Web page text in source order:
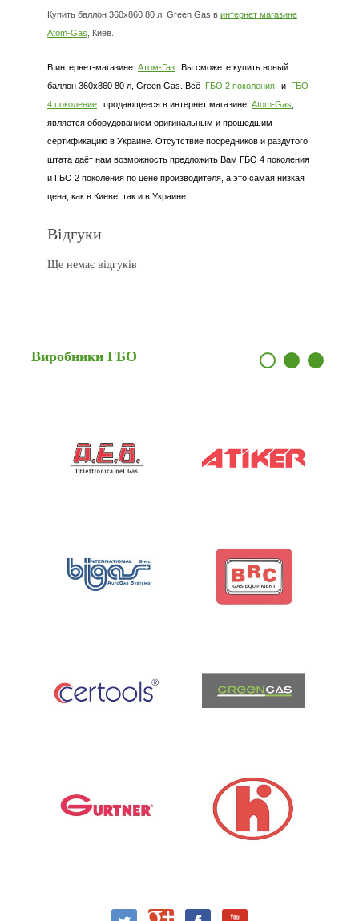
Купить баллон 360х860 80 л, Green Gas в интернет магазине
Atom-Gas , Киев.
В интернет-магазине Атом-Газ
Вы сможете купить новый
баллон 360х860 80 л, Green Gas. Всё ГБО 2 поколения и ГБО
4 поколение
продающееся в интернет магазине Atom-Gas
является оборудованием оригинальным и прошедшим
сертификацию в Украине. Отсутствие посредников и раздутого
штата даёт нам возможность предложить Вам ГБО 4 поколения
и ГБО 2 поколения по цене производителя, а это самая низкая
цена, как в Киеве, так и в Украине.
Відгуки
Ще немає відгуків
Виробники ГБО